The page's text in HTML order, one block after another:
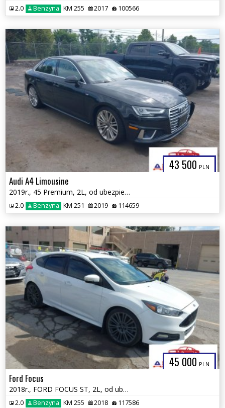
2.0 Benzyna KM 255 2017 100566
43 500 PLN
Audi A4 Limousine
2019r., 45 Premium, 2L, od ubezpieczalni
2.0 Benzyna KM 251 2019 114659
45 000 PLN
Ford Focus
2018r., FORD FOCUS ST, 2L, od ubezpieczalni
2.0 Benzyna KM 255 2018 117586